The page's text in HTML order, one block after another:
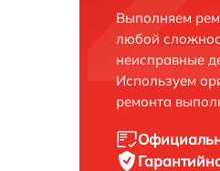
Выполняем
любой
неисправные
Используем
ремонта